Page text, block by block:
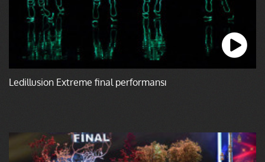
Ledillusion Extreme final performansı